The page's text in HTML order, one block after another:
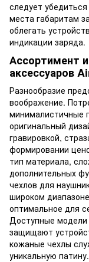
следует
места габаритам
облегать
индикации заряда.
Ассортимент
аксессуаров
Разнообразие
воображение.
минималистичные
оригинальный
гравировкой,
формировании
тип материала,
дополнительных
чехлов для
широком
оптимальное для
Доступные модели
защищают
кожаные чехлы
уникальную патину.